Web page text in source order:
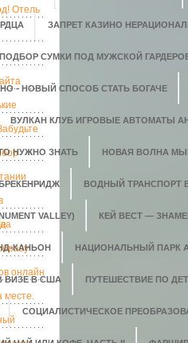
ЗАПРЕТ КАЗИНО
ПОДБОР СУМКИ ПОД МУЖСКОЙ
- НОВЫЙ СПОСОБ СТАТЬ БОГАЧЕ
ВУЛКАН КЛУБ ИГРОВЫЕ АВТОМАТЫ
НУЖНО ЗНАТЬ НОВАЯ ВОЛНА
ВОДНЫЙ ТРАНСПОРТ
VALLEY) КЕЙ ВЕСТ —
КАНЬОН НАЦИОНАЛЬНЫЙ ПАРК
ВИЗЕ В США ПУТЕШЕСТВИЕ ПО
СОЦИАЛИСТИЧЕСКОЕ
Отель
онлайн
месте.